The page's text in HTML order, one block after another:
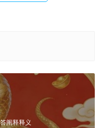
阐释释义